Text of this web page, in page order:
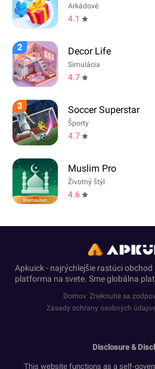
Arkádové
4.1
2 Decor Life
Simulácia
4.7
3 Soccer Superstar
Športy
4.7
Muslim Pro
Životný štýl
4.6
Apkuick - najrýchlejšie rastúci
platforma na svete. Sme globálna
Domov Zrieknutie sa
Zásady ochrany osobných údajov
Disclosure &
This website functions as a self-